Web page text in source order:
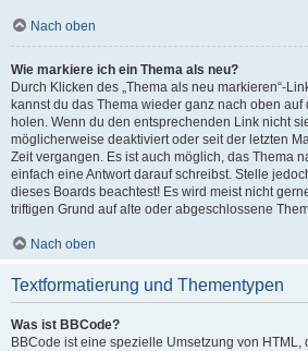
Nach oben
Wie markiere ich ein Thema als neu?
Durch Klicken des „Thema als neu markieren“-
kannst du das Thema wieder ganz nach oben
holen. Wenn du den entsprechenden Link nicht
möglicherweise deaktiviert oder seit der letzten
Zeit vergangen. Es ist auch möglich, das Thema
einfach eine Antwort darauf schreibst. Stelle
dieses Boards beachtest! Es wird meist nicht
triftigen Grund auf alte oder abgeschlossene
Nach oben
Textformatierung und Thementypen
Was ist BBCode?
BBCode ist eine spezielle Umsetzung von HTML,